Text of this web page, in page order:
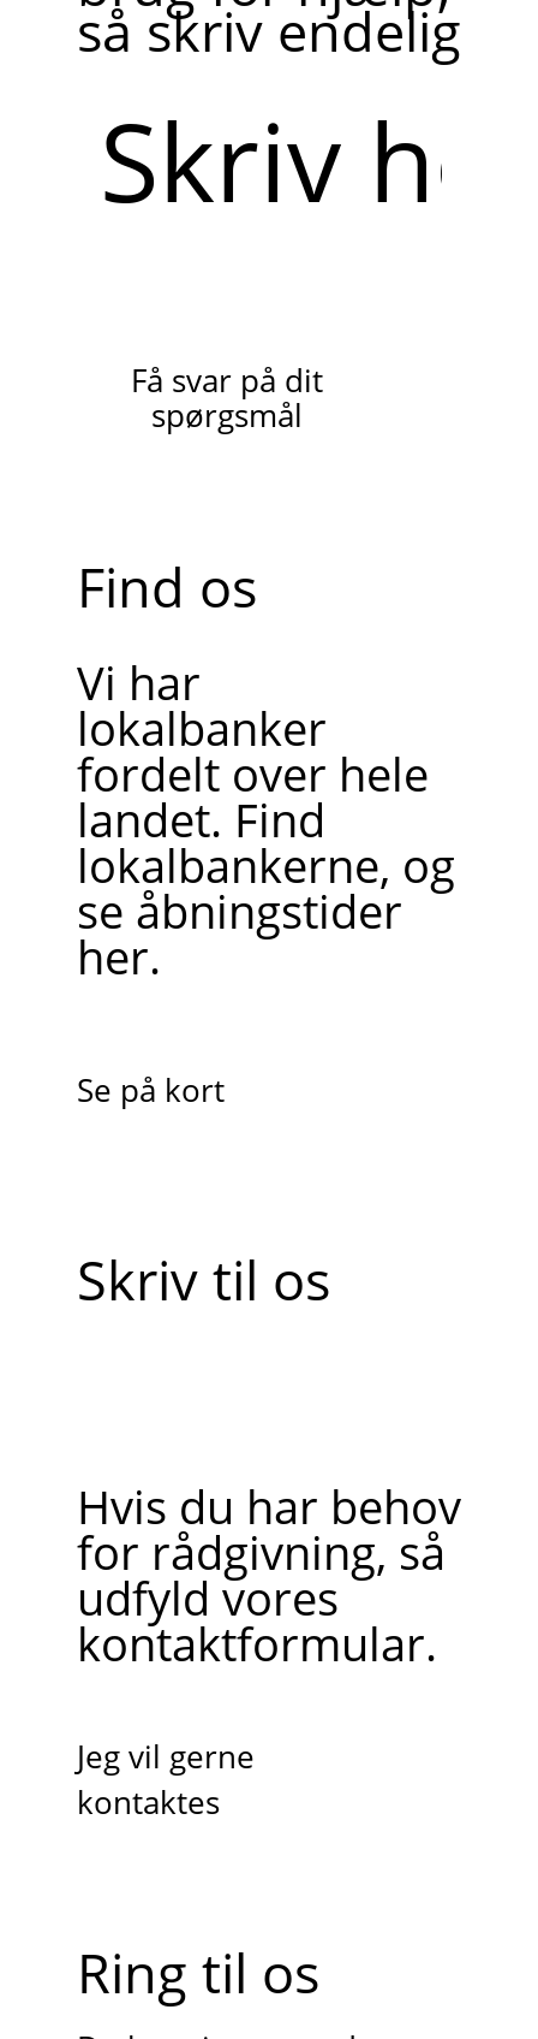
så skriv endelig
her
Få svar på dit
spørgsmål
Find os
Vi har
lokalbanker
fordelt over hele
landet. Find
lokalbankerne, og
se åbningstider
her.
Se på kort
Skriv til os
Hvis du har behov
for rådgivning, så
udfyld vores
kontaktformular.
Jeg vil gerne
kontaktes
Ring til os